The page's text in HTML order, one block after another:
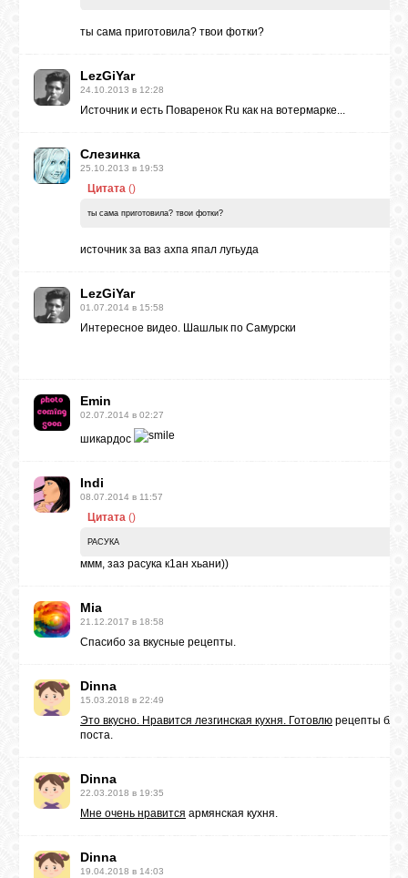
ты сама приготовила? твои фотки?
LezGiYar
24.10.2013 в 12:28
Источник и есть Поваренок Ru как на вотермарке...
Слезинка
25.10.2013 в 19:53
Цитата ()
ты сама приготовила? твои фотки?
источник за ваз ахпа япал лугьуда
LezGiYar
01.07.2014 в 15:58
Интересное видео. Шашлык по Самурски
Emin
02.07.2014 в 02:27
шикардос
Indi
08.07.2014 в 11:57
Цитата ()
РАСУКА
ммм, заз расука к1ан хьани))
Mia
21.12.2017 в 18:58
Спасибо за вкусные рецепты.
Dinna
15.03.2018 в 22:49
Это вкусно. Нравится лезгинская кухня. Готовлю рецепты
поста.
Dinna
22.03.2018 в 19:35
Мне очень нравится армянская кухня.
Dinna
19.04.2018 в 14:03